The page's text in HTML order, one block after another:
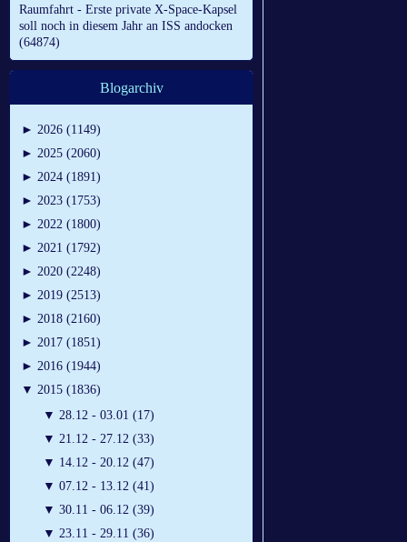
Raumfahrt - Erste private X-Space-Kapsel
soll noch in diesem Jahr an ISS andocken
(64874)
Blogarchiv
► 2026 (1149)
► 2025 (2060)
► 2024 (1891)
► 2023 (1753)
► 2022 (1800)
► 2021 (1792)
► 2020 (2248)
► 2019 (2513)
► 2018 (2160)
► 2017 (1851)
► 2016 (1944)
▼ 2015 (1836)
▼ 28.12 - 03.01 (17)
▼ 21.12 - 27.12 (33)
▼ 14.12 - 20.12 (47)
▼ 07.12 - 13.12 (41)
▼ 30.11 - 06.12 (39)
▼ 23.11 - 29.11 (36)